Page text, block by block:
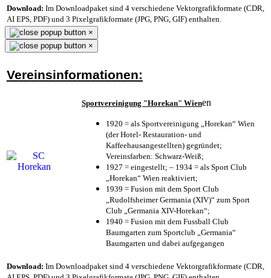
Download: Im Downloadpaket sind 4 verschiedene Vektorgrafikformate (CDR,
AI EPS, PDF) und 3 Pixelgrafikformate (JPG, PNG, GIF) enthalten.
×
×
Vereinsinformationen:
Sportvereinigung "Horekan" Wienen
1920 = als Sportvereinigung „Horekan“ Wien
(der Hotel- Restauration- und
Kaffeehausangestellten) gegründet;
Vereinsfarben: Schwarz-Weiß;
1927 = eingestellt; – 1934 = als Sport Club
„Horekan“ Wien reaktiviert;
1939 = Fusion mit dem Sport Club
„Rudolfsheimer Germania (XIV)“ zum Sport
Club „Germania XIV-Horekan“;
1940 = Fusion mit dem Fussball Club
Baumgarten zum Sportclub „Germania“
Baumgarten und dabei aufgegangen
Download: Im Downloadpaket sind 4 verschiedene Vektorgrafikformate (CDR,